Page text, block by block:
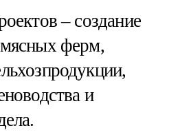
– создание
ферм,
и